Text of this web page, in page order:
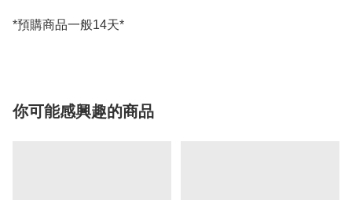
你可能感興趣的商品